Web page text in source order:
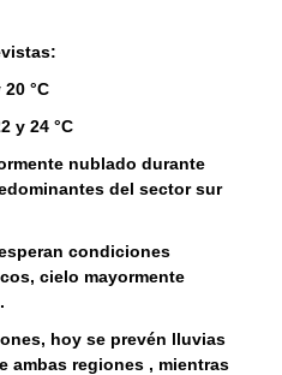
°C
y 24 °C
nublado durante
del sector sur
condiciones
cielo mayormente
hoy se prevén lluvias
ambas regiones , mientras